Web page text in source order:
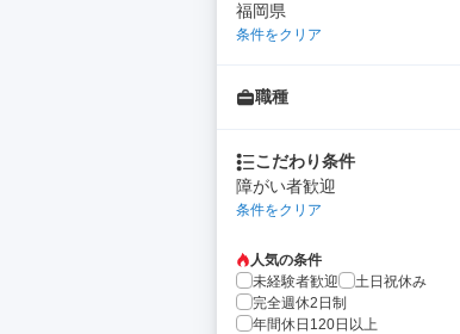
福岡県
条件をクリア
職種
こだわり条件
障がい者歓迎
条件をクリア
人気の条件
未経験者歓迎
土日祝休み
完全週休2日制
年間休日120日以上